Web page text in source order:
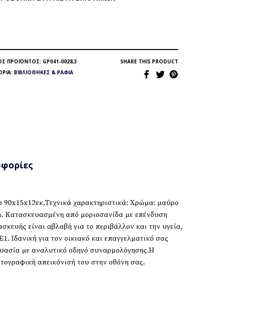
ΠΡΟΪΌΝΤΟΣ: GP041-0028,3
ΒΙΒΛΙΟΘΉΚΕΣ & ΡΆΦΙΑ
SHARE THIS PRODUCT
χαρακτηριστικά: Χρώμα: μαύρο
από μοριοσανίδα με επένδυση
είναι αβλαβή για το περιβάλλον και την υγεία,
Ιδανική για τον οικιακό και επαγγελματικό σας
με αναλυτικό οδηγό συναρμολόγησης.Η
απεικόνισή του στην οθόνη σας.